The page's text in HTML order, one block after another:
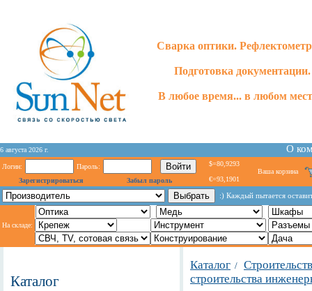
Сварка оптики.
Подготовка документации.
В любое время... в любом
6 августа 2026 г. О
Логин:
Пароль:
Зарегистрироваться
Забыл пароль
$=80,9293
€=93,1901
Ваша корзина
:) Каждый пытается
На складе:
Каталог
Каталог /
строительства